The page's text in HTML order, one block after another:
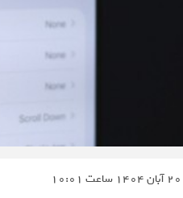
20 آبان 1404 ساعت 10:01